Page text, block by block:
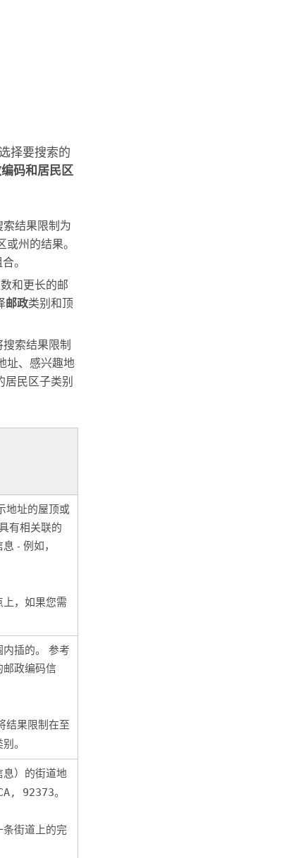
择要搜索的
码和居民区
结果限制为
州的结果。
。
和更长的邮
邮政类别和顶
索结果限制
址、感兴趣地
民区子类别
地址的屋顶或
有相关联的
- 例如，
，如果您需
插的。 参考
政编码信
结果限制在至
。
）的街道地
92373。
条街道上的完